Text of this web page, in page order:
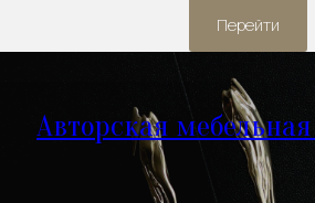
Перейти
Авторская